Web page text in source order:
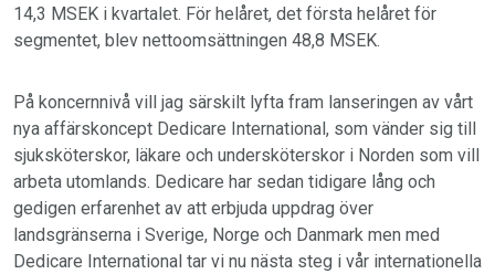
14,3 MSEK i kvartalet. För helåret, det första helåret för
segmentet, blev nettoomsättningen 48,8 MSEK.
På koncernnivå vill jag särskilt lyfta fram lanseringen av vårt
nya affärskoncept Dedicare International, som vänder sig till
sjuksköterskor, läkare och undersköterskor i Norden som vill
arbeta utomlands. Dedicare har sedan tidigare lång och
gedigen erfarenhet av att erbjuda uppdrag över
landsgränserna i Sverige, Norge och Danmark men med
Dedicare International tar vi nu nästa steg i vår internationella